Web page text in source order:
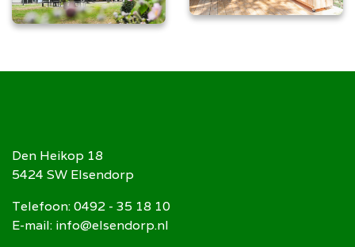
Den Heikop 18
5424 SW Elsendorp
Telefoon: 0492 - 35 18 10
E-mail: info@elsendorp.nl